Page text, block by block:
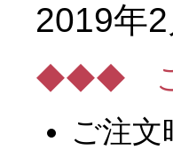
2019年
◆◆◆
ご注